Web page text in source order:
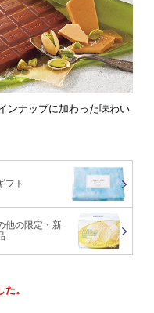
ンナップに加わった味わい
フト
他の限定・新
。